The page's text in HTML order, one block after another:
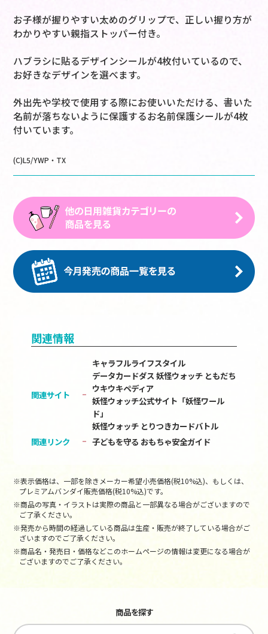
お子様が握りやすい太めのグリップで、正しい握り方が
わかりやすい親指ストッパー付き。
ハブラシに貼るデザインシールが4枚付いているので、
お好きなデザインを選べます。
外出先や学校で使用する際にお使いいただける、書いた
名前が落ちないように保護するお名前保護シールが4枚
付いています。
(C)L5/YWP・TX
関連情報
関連サイト
キャラフルライフスタイル
データカードダス 妖怪ウォッチ ともだち
ウキウキペディア
妖怪ウォッチ公式サイト「妖怪ワール
ド」
妖怪ウォッチ とりつきカードバトル
関連リンク
子どもを守る おもちゃ安全ガイド
※表示価格は、一部を除きメーカー希望小売価格(税10%込)、もしくは、
プレミアムバンダイ販売価格(税10%込)です。
※商品の写真・イラストは実際の商品と一部異なる場合がございますので
ご了承ください。
※発売から時間の経過している商品は生産・販売が終了している場合がご
ざいますのでご了承ください。
※商品名・発売日・価格などこのホームページの情報は変更になる場合が
ございますのでご了承ください。
商品を探す